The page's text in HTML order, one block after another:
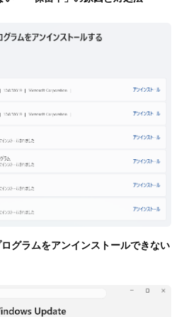
グラムをアンインストールできない